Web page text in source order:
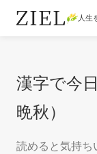
人生
漢字で今
晩秋）
読めると気持ち